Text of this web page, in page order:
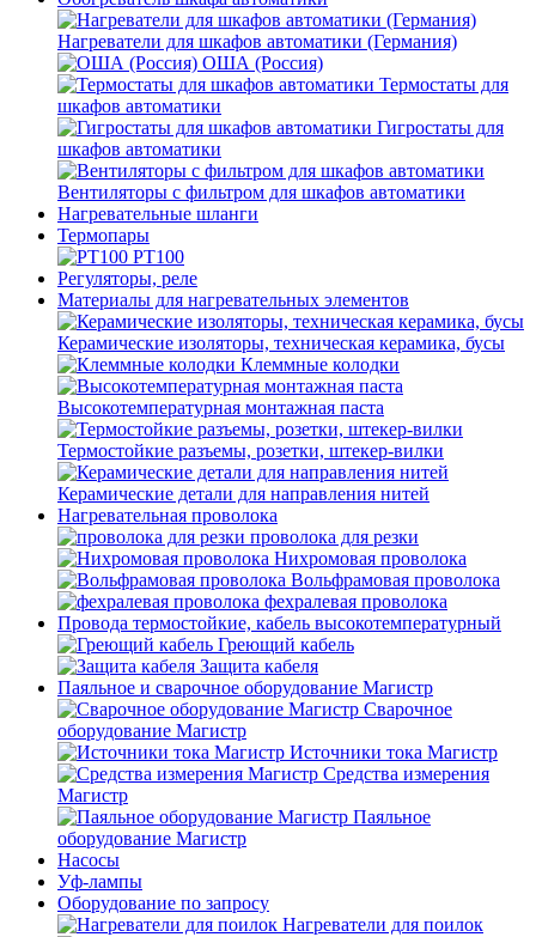
Нагреватели для шкафов автоматики (Германия)
ОША (Россия)
Термостаты для
шкафов автоматики
Гигростаты для
шкафов автоматики
Вентиляторы с фильтром для шкафов автоматики
Нагревательные шланги
Термопары
PT100
Регуляторы, реле
Материалы для нагревательных элементов
Керамические изоляторы, техническая керамика, бусы
Клеммные колодки
Высокотемпературная монтажная паста
Термостойкие разъемы, розетки, штекер-вилки
Керамические детали для направления нитей
Нагревательная проволока
проволока для резки
Нихромовая проволока
Вольфрамовая проволока
фехралевая проволока
Провода термостойкие, кабель высокотемпературный
Греющий кабель
Защита кабеля
Паяльное и сварочное оборудование Магистр
Сварочное
оборудование Магистр
Источники тока Магистр
Средства измерения
Магистр
Паяльное
оборудование Магистр
Насосы
Уф-лампы
Оборудование по запросу
Нагреватели для поилок